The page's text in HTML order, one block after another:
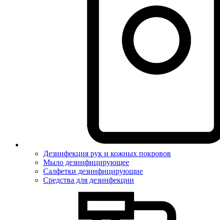
Дезинфекция рук и кожных покровов
Мыло дезинфицирующее
Салфетки дезинфицирующие
Средства для дезинфекции